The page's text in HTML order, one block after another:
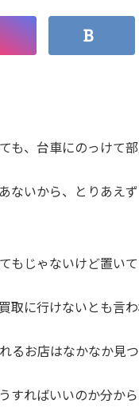
、台車にのっけて部
いから、とりあえ
じゃないけど置いて
取に行けないとも言わ
るお店はなかなか見つ
すればいいのか分か